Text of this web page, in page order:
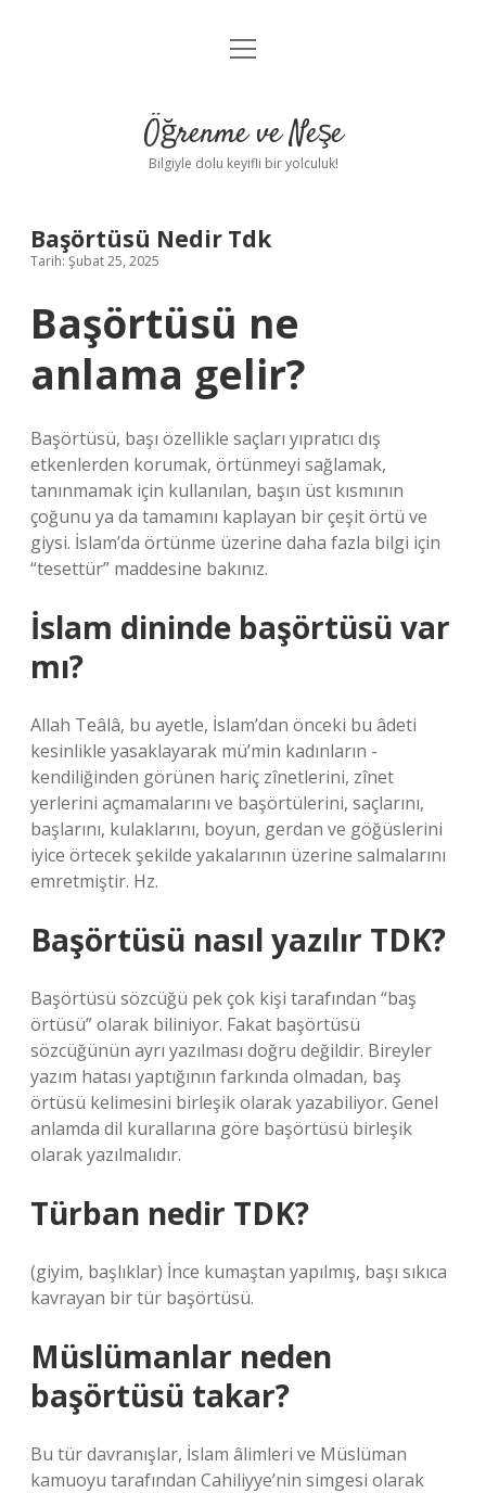
Anasayfa
Yasal Uyarı
menüyü
Öğrenme ve Neşe
Bilgiyle dolu keyifli bir yolculuk!
Başörtüsü Nedir Tdk
Tarih: Şubat 25, 2025
Başörtüsü ne
anlama gelir?
Başörtüsü, başı özellikle saçları yıpratıcı dış
etkenlerden korumak, örtünmeyi sağlamak,
tanınmamak için kullanılan, başın üst kısmının
çoğunu ya da tamamını kaplayan bir çeşit örtü ve
giysi. İslam’da örtünme üzerine daha fazla bilgi için
“tesettür” maddesine bakınız.
İslam dininde başörtüsü var
mı?
Allah Teâlâ, bu ayetle, İslam’dan önceki bu âdeti
kesinlikle yasaklayarak mü’min kadınların -
kendiliğinden görünen hariç zînetlerini, zînet
yerlerini açmamalarını ve başörtülerini, saçlarını,
başlarını, kulaklarını, boyun, gerdan ve göğüslerini
iyice örtecek şekilde yakalarının üzerine salmalarını
emretmiştir. Hz.
Başörtüsü nasıl yazılır TDK?
Başörtüsü sözcüğü pek çok kişi tarafından “baş
örtüsü” olarak biliniyor. Fakat başörtüsü
sözcüğünün ayrı yazılması doğru değildir. Bireyler
yazım hatası yaptığının farkında olmadan, baş
örtüsü kelimesini birleşik olarak yazabiliyor. Genel
anlamda dil kurallarına göre başörtüsü birleşik
olarak yazılmalıdır.
Türban nedir TDK?
(giyim, başlıklar) İnce kumaştan yapılmış, başı sıkıca
kavrayan bir tür başörtüsü.
Müslümanlar neden
başörtüsü takar?
Bu tür davranışlar, İslam âlimleri ve Müslüman
kamuoyu tarafından Cahiliyye’nin simgesi olarak